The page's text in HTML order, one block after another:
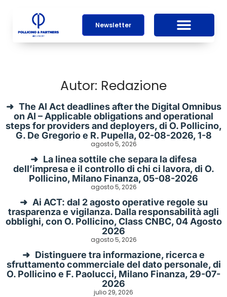
Newsletter
Autor: Redazione
The AI Act deadlines after the Digital Omnibus
on AI – Applicable obligations and operational
steps for providers and deployers, di O. Pollicino,
G. De Gregorio e R. Pupella, 02-08-2026, 1-8
agosto 5, 2026
La linea sottile che separa la difesa
dell’impresa e il controllo di chi ci lavora, di O.
Pollicino, Milano Finanza, 05-08-2026
agosto 5, 2026
Ai ACT: dal 2 agosto operative regole su
trasparenza e vigilanza. Dalla responsabilità agli
obblighi, con O. Pollicino, Class CNBC, 04 Agosto
2026
agosto 5, 2026
Distinguere tra informazione, ricerca e
sfruttamento commerciale del dato personale, di
O. Pollicino e F. Paolucci, Milano Finanza, 29-07-
2026
julio 29, 2026